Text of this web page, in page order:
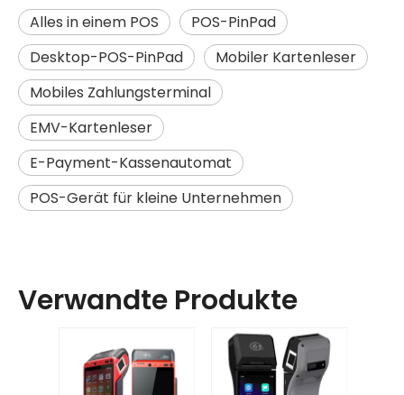
Alles in einem POS
POS-PinPad
Desktop-POS-PinPad
Mobiler Kartenleser
Mobiles Zahlungsterminal
EMV-Kartenleser
E-Payment-Kassenautomat
POS-Gerät für kleine Unternehmen
Verwandte Produkte